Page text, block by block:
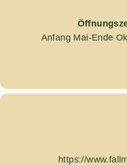
Anfang Mai-Ende
https://